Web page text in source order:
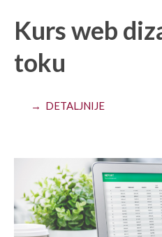
Kurs web
toku
→ DETALJNIJE